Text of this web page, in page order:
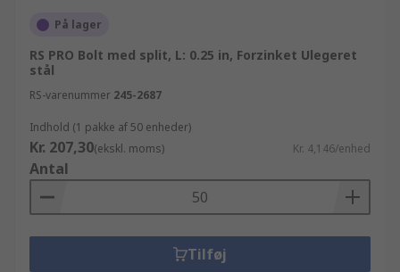
På lager
RS PRO Bolt med split, L: 0.25 in, Forzinket Ulegeret
stål
RS-varenummer 245-2687
Indhold (1 pakke af 50 enheder)
Kr. 207,30(ekskl. moms) Kr. 4,146/enhed
Antal
Tilføj